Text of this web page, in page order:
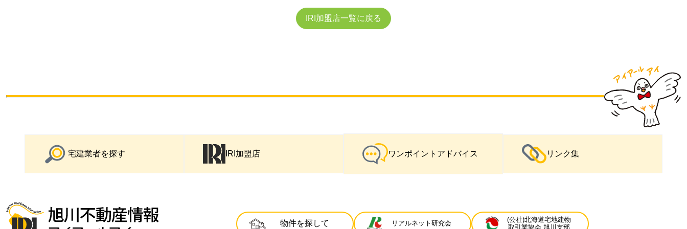
IRI加盟店一覧に戻る
宅建業者を探す IRI加盟店 ワンポイントアドバイス リンク集
物件を探して リアルネット研究会
(公社)北海道宅地建物
取引業協会 旭川支部